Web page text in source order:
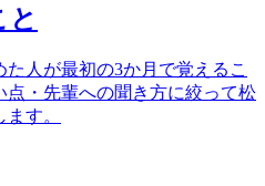
と
人が最初の3か月で覚えるこ
点・先輩への聞き方に絞って松
す。